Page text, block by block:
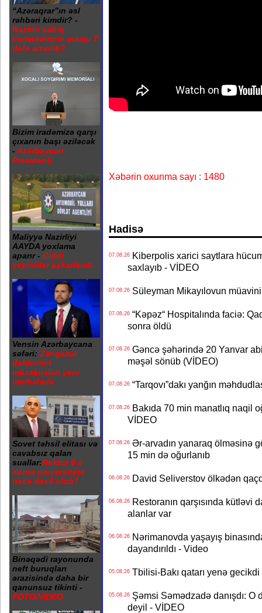
“Azəraqrar”ın əsl
rəhbəri kimdir? -
Nazirin sabiq
komandirinin maaşı 7
dəfə artırılıb?
Bizim iradəmizə qarşı
çıxanın başı əziləcək
- Azərbaycan
Prezidenti
Maliyyə Nazirliyi
AAYDA yoxlama
aparır - Ciddi
yeyintilər aşkarlanıb
Vensin Azərbaycana
səfəri: Zəngəzur
dəhlizinin
müzakirələri yeni
mərhələdə
Sovet təhsil elitası və
cavabsız qalan
suallar:Rektor 6 il
sonra universitetə
necə daxil olub?
Binəqədi rayonunda
neft buruqları
ərazisində daha bir
qanunsuz tikinti -
FOTO/VİDEO
Xəbərin oxunma sayı : 1480
Hadisə
07.08.26Kiberpolis xarici saytlara
saxlayıb - VİDEO
07.08.26Süleyman Mikayılovun
07.08.26“Kəpəz“ Hospitalında faciə:
sonra öldü
07.08.26Gəncə şəhərində 20 Yanvar
məşəl sönüb (VİDEO)
07.08.26“Tarqovı”dakı yanğın
07.08.26Bakıda 70 min manatlıq naqil
VİDEO
07.08.26Ər-arvadın yanaraq ölməsinə
15 min də oğurlanıb
06.08.26David Seliverstov ölkədən
06.08.26Restoranın qarşısında kütləvi
alanlar var
06.08.26Nərimanovda yaşayış
dayandırıldı - Video
05.08.26Tbilisi-Bakı qatarı yenə gecikdi
05.08.26Şəmsi Səmədzadə danışdı: O
deyil - VİDEO